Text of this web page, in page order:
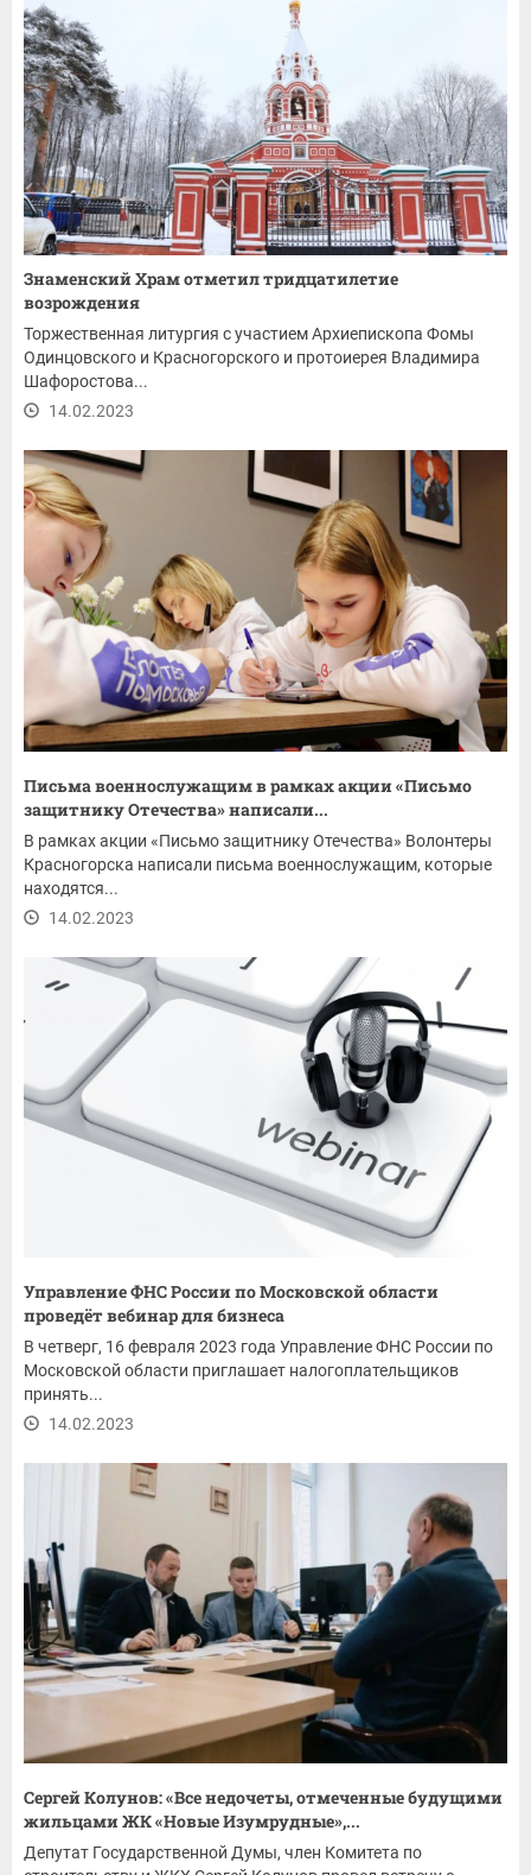
Знаменский Храм отметил тридцатилетие
возрождения
Торжественная литургия с участием Архиепископа Фомы
Одинцовского и Красногорского и протоиерея Владимира
Шафоростова...
14.02.2023
Письма военнослужащим в рамках акции «Письмо
защитнику Отечества» написали...
В рамках акции «Письмо защитнику Отечества» Волонтеры
Красногорска написали письма военнослужащим, которые
находятся...
14.02.2023
Управление ФНС России по Московской области
проведёт вебинар для бизнеса
В четверг, 16 февраля 2023 года Управление ФНС России по
Московской области приглашает налогоплательщиков
принять...
14.02.2023
Сергей Колунов: «Все недочеты, отмеченные будущими
жильцами ЖК «Новые Изумрудные»,...
Депутат Государственной Думы, член Комитета по